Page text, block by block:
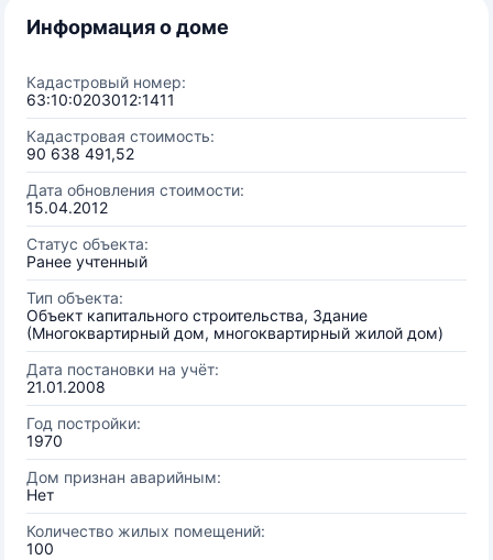
Информация о доме
Кадастровый номер:
63:10:0203012:1411
Кадастровая стоимость:
90 638 491,52
Дата обновления стоимости:
15.04.2012
Статус объекта:
Ранее учтенный
Тип объекта:
Объект капитального строительства, Здание
(Многоквартирный дом, многоквартирный жилой дом)
Дата постановки на учёт:
21.01.2008
Год постройки:
1970
Дом признан аварийным:
Нет
Количество жилых помещений:
100